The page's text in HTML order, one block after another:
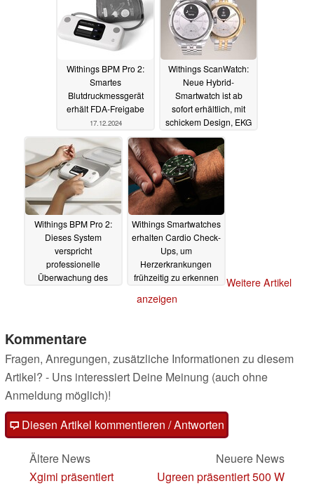
Withings BPM Pro 2:
Smartes
Blutdruckmessgerät
erhält FDA-Freigabe
17.12.2024
Withings ScanWatch:
Neue Hybrid-
Smartwatch ist ab
sofort erhältlich, mit
schickem Design, EKG
und 30 Tagen
Akkulaufzeit06.11.2024
Withings BPM Pro 2:
Dieses System
verspricht
professionelle
Überwachung des
Withings Smartwatches
erhalten Cardio Check-
Ups, um
Herzerkrankungen
frühzeitig zu erkennen
Weitere Artikel
anzeigen
Kommentare
Fragen, Anregungen, zusätzliche Informationen zu diesem
Artikel? - Uns interessiert Deine Meinung (auch ohne
Anmeldung möglich)!
Diesen Artikel kommentieren / Antworten
Ältere News
Xgimi präsentiert
Neuere News
Ugreen präsentiert 500 W